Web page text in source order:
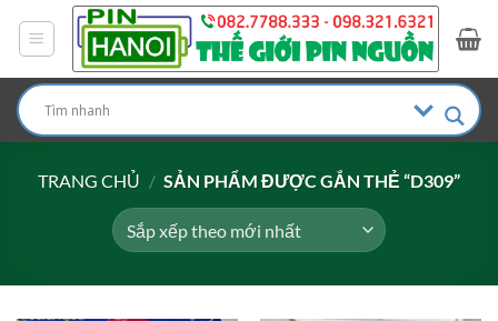
dung
TRANG CHỦ / SẢN PHẨM ĐƯỢC GẮN THẺ “D309”